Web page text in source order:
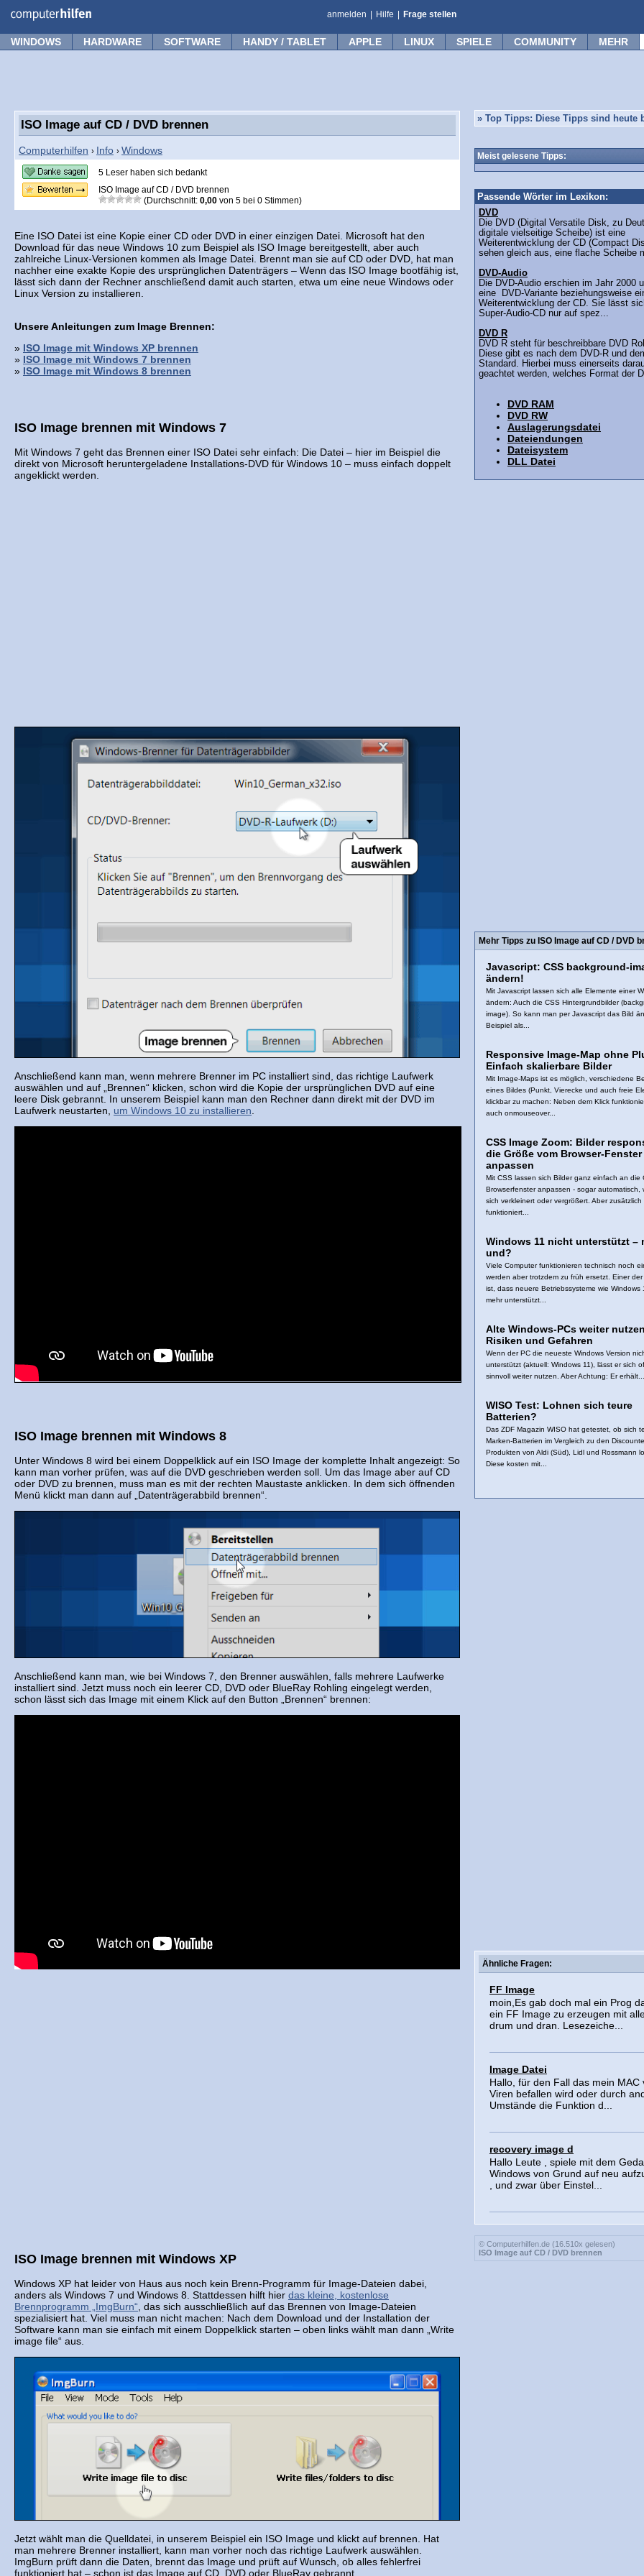
anmelden Hilfe Frage stellen
WINDOWS HARDWARE SOFTWARE HANDY / TABLET APPLE LINUX SPIELE COMMUNITY MEHR
ISO Image auf CD / DVD brennen
Computerhilfen › Info › Windows
5 Leser haben sich bedankt
ISO Image auf CD / DVD brennen
(Durchschnitt: 0,00 von 5 bei 0 Stimmen)
Eine ISO Datei ist eine Kopie einer CD oder DVD in einer einzigen Datei. Microsoft hat den
Download für das neue Windows 10 zum Beispiel als ISO Image bereitgestellt, aber auch
zahlreiche Linux-Versionen kommen als Image Datei. Brennt man sie auf CD oder DVD, hat man
nachher eine exakte Kopie des ursprünglichen Datenträgers – Wenn das ISO Image bootfähig ist,
lässt sich dann der Rechner anschließend damit auch starten, etwa um eine neue Windows oder
Linux Version zu installieren.
Unsere Anleitungen zum Image Brennen:
» ISO Image mit Windows XP brennen
» ISO Image mit Windows 7 brennen
» ISO Image mit Windows 8 brennen
ISO Image brennen mit Windows 7
Mit Windows 7 geht das Brennen einer ISO Datei sehr einfach: Die Datei – hier im Beispiel die
direkt von Microsoft heruntergeladene Installations-DVD für Windows 10 – muss einfach doppelt
angeklickt werden.
Anschließend kann man, wenn mehrere Brenner im PC installiert sind, das richtige Laufwerk
auswählen und auf „Brennen“ klicken, schon wird die Kopie der ursprünglichen DVD auf eine
leere Disk gebrannt. In unserem Beispiel kann man den Rechner dann direkt mit der DVD im
Laufwerk neustarten, um Windows 10 zu installieren.
ISO Image brennen mit Windows 8
Unter Windows 8 wird bei einem Doppelklick auf ein ISO Image der komplette Inhalt angezeigt: So
kann man vorher prüfen, was auf die DVD geschrieben werden soll. Um das Image aber auf CD
oder DVD zu brennen, muss man es mit der rechten Maustaste anklicken. In dem sich öffnenden
Menü klickt man dann auf „Datenträgerabbild brennen“.
Anschließend kann man, wie bei Windows 7, den Brenner auswählen, falls mehrere Laufwerke
installiert sind. Jetzt muss noch ein leerer CD, DVD oder BlueRay Rohling eingelegt werden,
schon lässt sich das Image mit einem Klick auf den Button „Brennen“ brennen:
ISO Image brennen mit Windows XP
Windows XP hat leider von Haus aus noch kein Brenn-Programm für Image-Dateien dabei,
anders als Windows 7 und Windows 8. Stattdessen hilft hier das kleine, kostenlose
Brennprogramm „ImgBurn“ , das sich ausschließlich auf das Brennen von Image-Dateien
spezialisiert hat. Viel muss man nicht machen: Nach dem Download und der Installation der
Software kann man sie einfach mit einem Doppelklick starten – oben links wählt man dann „Write
image file“ aus.
Jetzt wählt man die Quelldatei, in unserem Beispiel ein ISO Image und klickt auf brennen. Hat
man mehrere Brenner installiert, kann man vorher noch das richtige Laufwerk auswählen.
ImgBurn prüft dann die Daten, brennt das Image und prüft auf Wunsch, ob alles fehlerfrei
funktioniert hat – schon ist das Image auf CD, DVD oder BlueRay gebrannt.
» Top Tipps: Diese Tipps sind heute
Meist gelesene Tipps:
Passende Wörter im Lexikon:
DVD
Die DVD (Digital Versatile Disk, zu
digitale vielseitige Scheibe) ist eine
Weiterentwicklung der CD (Compact
sehen gleich aus, eine flache Scheibe
DVD-Audio
Die DVD-Audio erschien im Jahr 2000
eine DVD-Variante beziehungsweise
Weiterentwicklung der CD. Sie lässt
Super-Audio-CD nur auf spez...
DVD R
DVD R steht für beschreibbare DVD
Diese gibt es nach dem DVD-R und
Standard. Hierbei muss einerseits
geachtet werden, welches Format der
DVD RAM
DVD RW
Auslagerungsdatei
Dateiendungen
Dateisystem
DLL Datei
Mehr Tipps zu ISO Image auf CD / DVD
Javascript: CSS background-
ändern!
Mit Javascript lassen sich alle Elemente einer
ändern: Auch die CSS Hintergrundbilder
image). So kann man per Javascript das Bild
Beispiel als...
Responsive Image-Map ohne
Einfach skalierbare Bilder
Mit Image-Maps ist es möglich, verschiedene
eines Bildes (Punkt, Vierecke und auch freie
klickbar zu machen: Neben dem Klick
auch onmouseover...
CSS Image Zoom: Bilder
die Größe vom Browser-Fenster
anpassen
Mit CSS lassen sich Bilder ganz einfach an die
Browserfenster anpassen - sogar automatisch,
sich verkleinert oder vergrößert. Aber zusätzlich
funktioniert...
Windows 11 nicht unterstützt –
und?
Viele Computer funktionieren technisch noch
werden aber trotzdem zu früh ersetzt. Einer der
ist, dass neuere Betriebssysteme wie Windows
mehr unterstützt...
Alte Windows-PCs weiter
Risiken und Gefahren
Wenn der PC die neueste Windows Version
unterstützt (aktuell: Windows 11), lässt er sich
sinnvoll weiter nutzen. Aber Achtung: Er erhält...
WISO Test: Lohnen sich teure
Batterien?
Das ZDF Magazin WISO hat getestet, ob sich
Marken-Batterien im Vergleich zu den
Produkten von Aldi (Süd), Lidl und Rossmann
Diese kosten mit...
Ähnliche Fragen:
FF Image
moin,Es gab doch mal ein Prog
ein FF Image zu erzeugen mit
drum und dran. Lesezeiche...
Image Datei
Hallo, für den Fall das mein MAC
Viren befallen wird oder durch
Umstände die Funktion d...
recovery image d
Hallo Leute , spiele mit dem
Windows von Grund auf neu
, und zwar über Einstel...
© Computerhilfen.de (16.510x gelesen)
ISO Image auf CD / DVD brennen